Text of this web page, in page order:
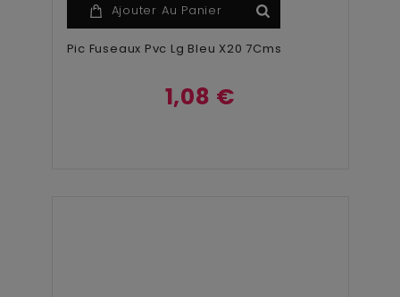
Ajouter Au Panier
Pic Fuseaux Pvc Lg Bleu X20 7Cms
1,08 €